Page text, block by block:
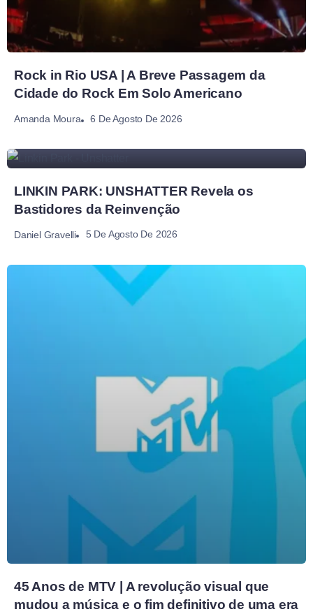
Rock in Rio USA | A Breve Passagem da
Cidade do Rock Em Solo Americano
Amanda Moura 6 De Agosto De 2026
LINKIN PARK: UNSHATTER Revela os
Bastidores da Reinvenção
Daniel Gravelli 5 De Agosto De 2026
45 Anos de MTV | A revolução visual que
mudou a música e o fim definitivo de uma era